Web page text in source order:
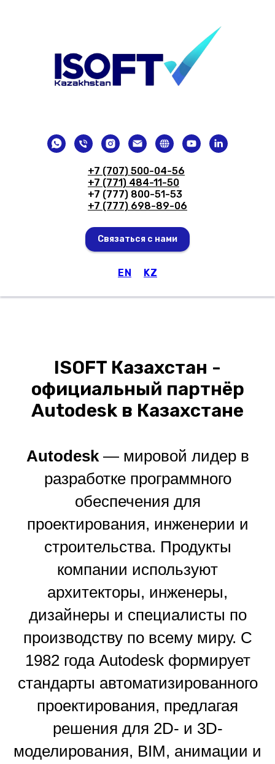
+7 (707) 500-04-56
+7 (771) 484-11-50
+7 (777) 800-51-53
+7 (777) 698-89-06
Связаться с нами
EN KZ
ISOFT Казахстан -
официальный партнёр
Autodesk в Казахстане
Autodesk— мировой лидер в
разработке программного
обеспечения для
проектирования, инженерии и
строительства. Продукты
компании используют
архитекторы, инженеры,
дизайнеры и специалисты по
производству по всему миру. С
1982 года Autodesk формирует
стандарты автоматизированного
проектирования, предлагая
решения для 2D- и 3D-
моделирования, BIM, анимации и